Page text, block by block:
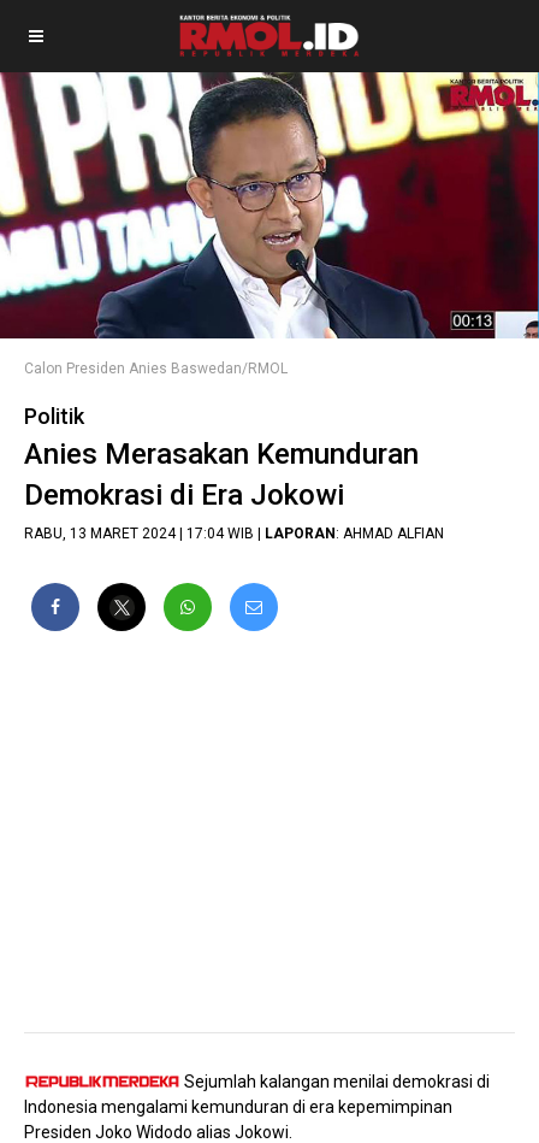
Calon Presiden Anies Baswedan/RMOL
Politik
Anies Merasakan Kemunduran
Demokrasi di Era Jokowi
RABU, 13 MARET 2024 | 17:04 WIB | LAPORAN: AHMAD ALFIAN
Sejumlah kalangan menilai demokrasi di
Indonesia mengalami kemunduran di era kepemimpinan
Presiden Joko Widodo alias Jokowi.